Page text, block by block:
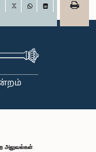
Facebook
அலுவல்கள்